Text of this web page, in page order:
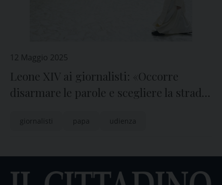
12 Maggio 2025
Leone XIV ai giornalisti: «Occorre
disarmare le parole e scegliere la strada
giornalisti papa udienza